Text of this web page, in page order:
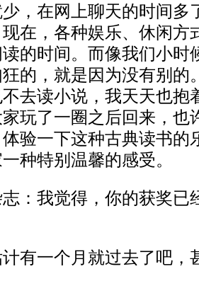
，在网上聊天的时间多
在，各种娱乐、休闲方
的时间。而像我们小时
的，就是因为没有别的
去读小说，我天天也抱
玩了一圈之后回来，也
验一下这种古典读书的
种特别温馨的感受。
我觉得，你的获奖已
一个月就过去了吧，